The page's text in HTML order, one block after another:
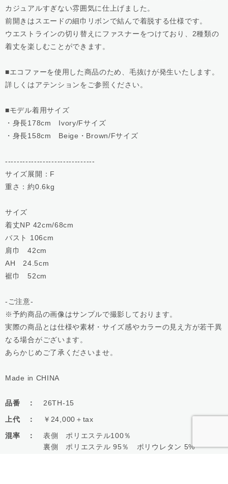
カジュアルすぎない雰囲気に仕上げました。
前開きはスエードの細巾リボンで結んで着脱する仕様です。
ウエストラインの切り替えにファスナーをつけており、2種類の
着丈を楽しむことができます。
■エコファーを使用した商品のため、毛抜けが発生いたします。
詳しくはアテンションをご参照ください。
■モデル着用サイズ
・身長178cm Ivory/Fサイズ
・身長158cm Beige・Brown/Fサイズ
-------------------------------
サイズ展開：F
重さ：約0.6kg
サイズ
着丈NP 42cm/68cm
バスト 106cm
肩巾 42cm
AH 24.5cm
裾巾 52cm
-ご注意-
※予約商品の画像はサンプルで撮影しております。
実際の商品とは仕様や素材・サイズ感やカラーの見え方が若干異
なる場合がございます。
あらかじめご了承くださいませ。
Made in CHINA
品番 ：
26TH-15
上代 ：
￥24,000＋tax
混率 ：
表側 ポリエステル100％
裏側 ポリエステル 95％ ポリウレタン 5%